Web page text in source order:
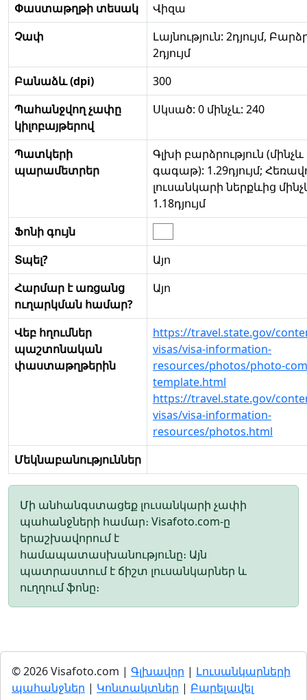
Փաստաթղթի տեսակ
Վիզա
Չափ
Լայնություն: 2դյույմ,
2դյույմ
Բանաձև (dpi)
300
Պահանջվող չափը
կիլոբայթերով
Սկսած: 0 մինչև: 240
Պատկերի
պարամետրեր
Գլխի բարձրություն
գագաթ): 1.29դյույմ;
լուսանկարի ներքևից
1.18դյույմ
Ֆոնի գույն
Տպել?
Այո
Հարմար է առցանց
ուղարկման համար?
Այո
Վեբ հղումներ
պաշտոնական
փաստաթղթերին
https://travel.state.gov/
visas/visa-information-
resources/photos/photo-
template.html
https://travel.state.gov/
visas/visa-information-
resources/photos.html
Մեկնաբանություններ
Մի անհանգստացեք լուսանկարի չափի
պահանջների համար։ Visafoto.com-ը
երաշխավորում է
համապատասխանությունը։ Այն
պատրաստում է ճիշտ լուսանկարներ և
ուղղում ֆոնը։
© 2026 Visafoto.com | Գլխավոր | Լուսանկարների
պահանջներ | Կոնտակտներ | Բարելավել